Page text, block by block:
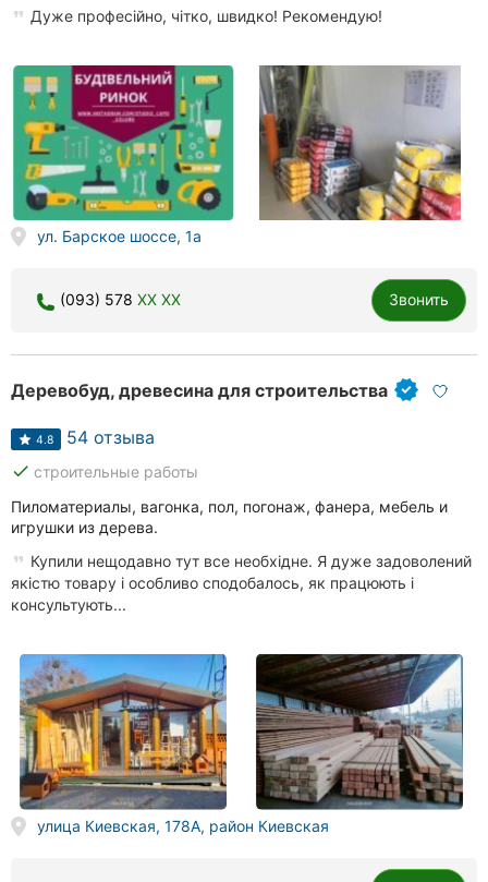
Дуже професійно, чітко, швидко! Рекомендую!
ул. Барское шоссе, 1а
(093) 578 XX XX Звонить
Деревобуд, древесина для строительства
4.8 54 отзыва
done строительные работы
Пиломатериалы, вагонка, пол, погонаж, фанера, мебель и
игрушки из дерева.
Купили нещодавно тут все необхідне. Я дуже задоволений
якістю товару і особливо сподобалось, як працюють і
консультують...
улица Киевская, 178А, район Киевская